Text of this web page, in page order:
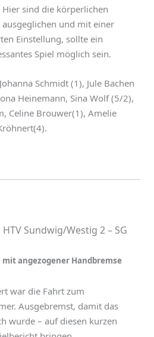
sind die körperlichen
und mit einer
Einstellung, sollte ein
Spiel möglich sein.
Schmidt (1), Jule Bachen
Heinemann, Sina Wolf (5/2),
Celine Brouwer(1), Amelie
HTV Sundwig/Westig 2 – SG
angezogener Handbremse
war die Fahrt zum
Ausgebremst, damit das
wurde – auf diesen kurzen